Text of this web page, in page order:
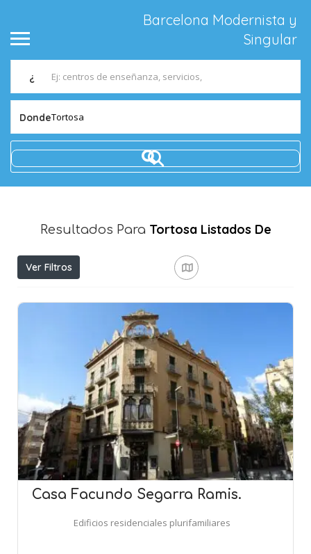
Barcelona Modernista y
Singular
¿
DondeTortosa
Resultados Para Tortosa Listados De
Ver Filtros
Casa Facundo Segarra Ramis.
Edificios residenciales plurifamiliares